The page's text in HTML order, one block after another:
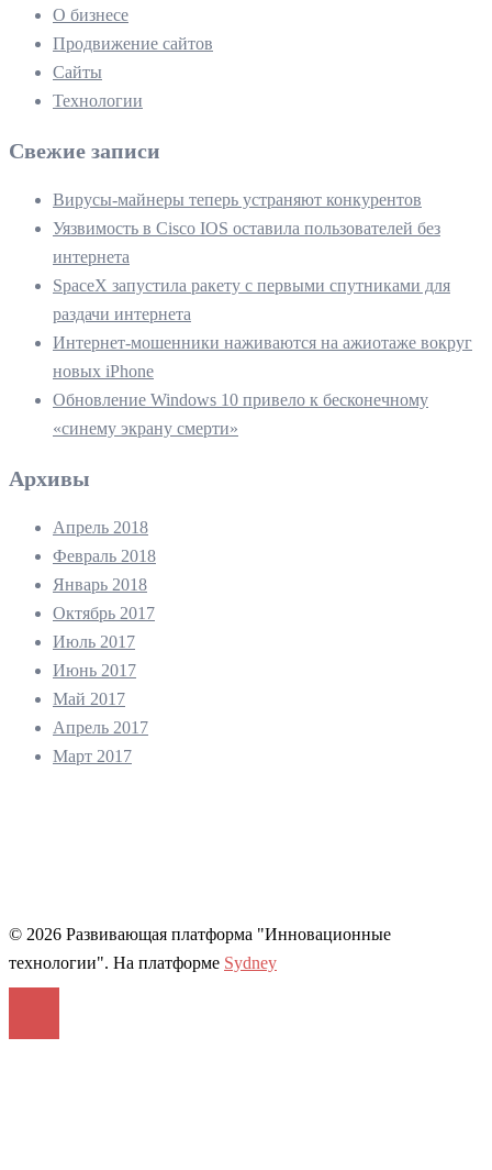
О бизнесе
Продвижение сайтов
Сайты
Технологии
Свежие записи
Вирусы-майнеры теперь устраняют конкурентов
Уязвимость в Cisco IOS оставила пользователей без
интернета
SpaceX запустила ракету с первыми спутниками для
раздачи интернета
Интернет-мошенники наживаются на ажиотаже вокруг
новых iPhone
Обновление Windows 10 привело к бесконечному
«синему экрану смерти»
Архивы
Апрель 2018
Февраль 2018
Январь 2018
Октябрь 2017
Июль 2017
Июнь 2017
Май 2017
Апрель 2017
Март 2017
© 2026 Развивающая платформа "Инновационные
технологии". На платформе Sydney
Войти